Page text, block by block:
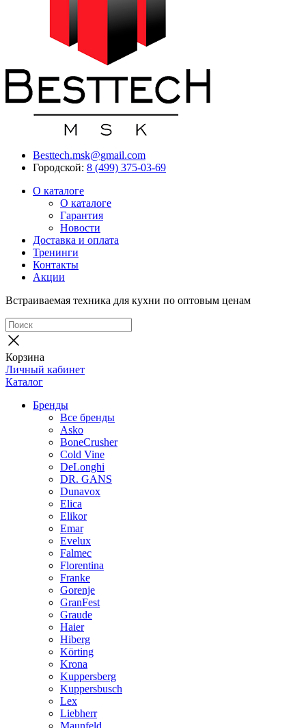
Besttech.msk@gmail.com
Городской: 8 (499) 375-03-69
О каталоге
О каталоге
Гарантия
Новости
Доставка и оплата
Тренинги
Контакты
Акции
Встраиваемая техника для кухни по оптовым ценам
Корзина
Личный кабинет
Каталог
Бренды
Все бренды
Asko
BoneCrusher
Cold Vine
DeLonghi
DR. GANS
Dunavox
Elica
Elikor
Emar
Evelux
Falmec
Florentina
Franke
Gorenje
GranFest
Graude
Haier
Hiberg
Körting
Krona
Kuppersberg
Kuppersbusch
Lex
Liebherr
Maunfeld